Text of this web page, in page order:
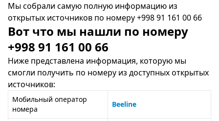
Мы собрали самую полную информацию из
открытых источников по номеру +998 91 161 00 66
Вот что мы нашли по номеру
+998 91 161 00 66
Ниже представлена информация, которую мы
смогли получить по номеру из доступных открытых
источников:
Мобильный оператор
номера
Beeline